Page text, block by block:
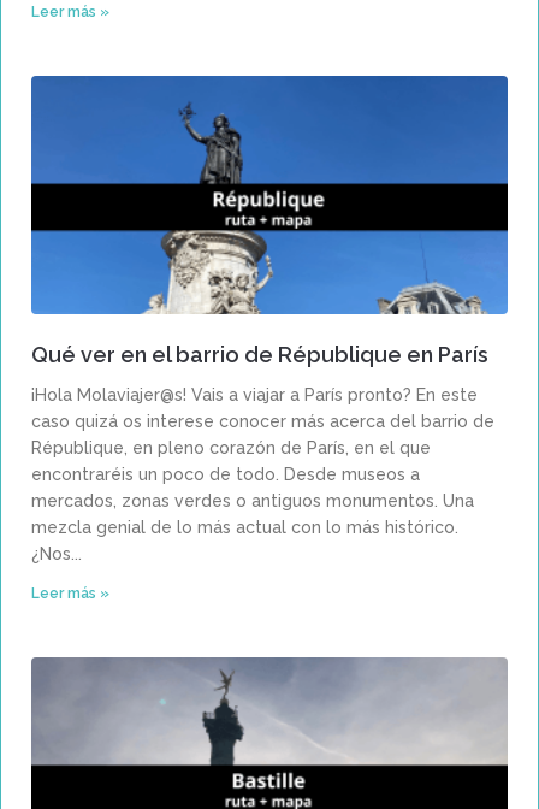
Leer más »
Qué ver en el barrio de République en París
¡Hola Molaviajer@s! Vais a viajar a París pronto? En este
caso quizá os interese conocer más acerca del barrio de
République, en pleno corazón de París, en el que
encontraréis un poco de todo. Desde museos a
mercados, zonas verdes o antiguos monumentos. Una
mezcla genial de lo más actual con lo más histórico.
¿Nos
Leer más »